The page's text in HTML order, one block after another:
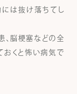
は抜け落ちてし
、脳梗塞などの全
おくと怖い病気で